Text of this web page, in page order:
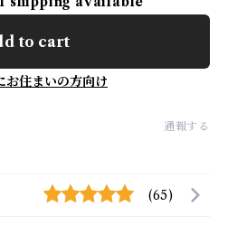
to cart
お住まいの方向け
通報する
(65)